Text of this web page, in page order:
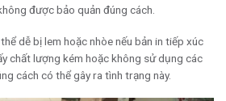
được bảo quản đúng cách.
dễ bị lem hoặc nhòe nếu bản in tiếp xúc
chất lượng kém hoặc không sử dụng các
cách có thể gây ra tình trạng này.